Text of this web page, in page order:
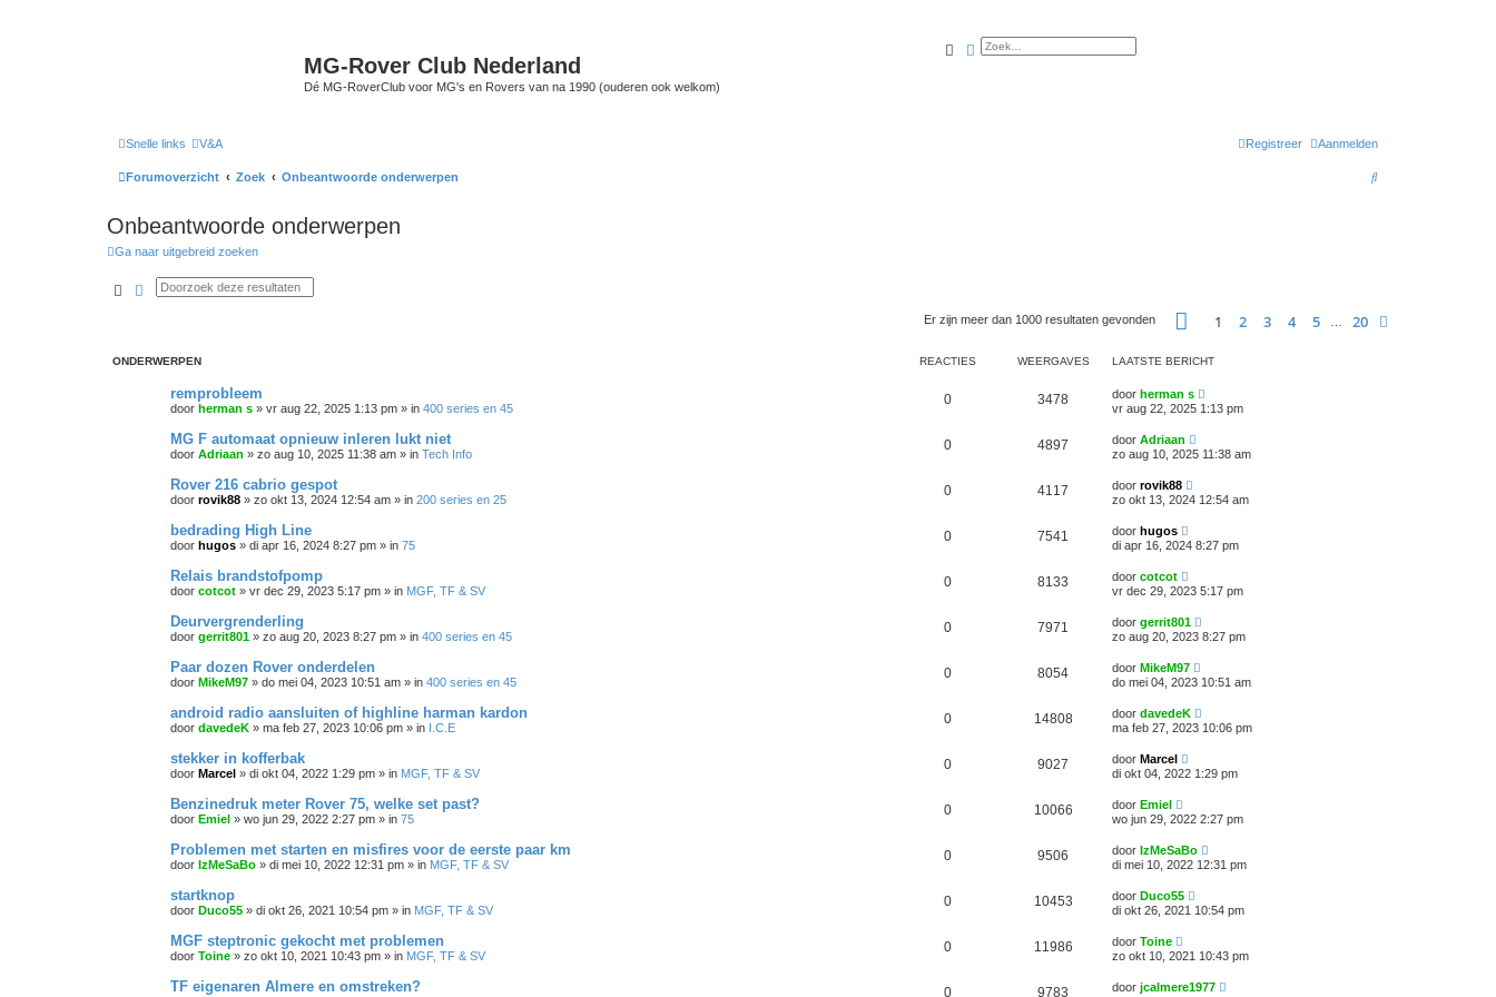
MG-Rover Club Nederland
Dé MG-RoverClub voor MG's en Rovers van na 1990 (ouderen ook welkom)
ZoekUitgebreid zoeken
Snelle links V&A Aanmelden
Registreer
Forumoverzicht Zoek Onbeantwoorde onderwerpen
Z
Onbeantwoorde onderwerpen
Ga naar uitgebreid zoeken
Zoek Uitgebreid zoeken
Er zijn meer dan 1000 resultaten gevonden Pagina1 van 20
1 2 3 4 5 20
ONDERWERPEN REACTIES WEERGAVES LAATSTE BERICHT
remprobleem
door herman s » vr aug 22, 2025 1:13 pm » in 400 series en 45
0 3478 door herman s
vr aug 22, 2025 1:13 pm
MG F automaat opnieuw inleren lukt niet
door Adriaan » zo aug 10, 2025 11:38 am » in Tech Info
0 4897 door Adriaan
zo aug 10, 2025 11:38 am
Rover 216 cabrio gespot
door rovik88 » zo okt 13, 2024 12:54 am » in 200 series en 25
0 4117 door rovik88
zo okt 13, 2024 12:54 am
bedrading High Line
door hugos » di apr 16, 2024 8:27 pm » in 75
0 7541 door hugos
di apr 16, 2024 8:27 pm
Relais brandstofpomp
door cotcot » vr dec 29, 2023 5:17 pm » in MGF, TF & SV
0 8133 door cotcot
vr dec 29, 2023 5:17 pm
Deurvergrenderling
door gerrit801 » zo aug 20, 2023 8:27 pm » in 400 series en 45
0 7971 door gerrit801
zo aug 20, 2023 8:27 pm
Paar dozen Rover onderdelen
door MikeM97 » do mei 04, 2023 10:51 am » in 400 series en 45
0 8054 door MikeM97
do mei 04, 2023 10:51 am
android radio aansluiten of highline harman kardon
door davedeK » ma feb 27, 2023 10:06 pm » in I.C.E
0 14808 door davedeK
ma feb 27, 2023 10:06 pm
stekker in kofferbak
door Marcel » di okt 04, 2022 1:29 pm » in MGF, TF & SV
0 9027 door Marcel
di okt 04, 2022 1:29 pm
Benzinedruk meter Rover 75, welke set past?
door Emiel » wo jun 29, 2022 2:27 pm » in 75
0 10066 door Emiel
wo jun 29, 2022 2:27 pm
Problemen met starten en misfires voor de eerste paar km
door IzMeSaBo » di mei 10, 2022 12:31 pm » in MGF, TF & SV
0 9506 door IzMeSaBo
di mei 10, 2022 12:31 pm
startknop
door Duco55 » di okt 26, 2021 10:54 pm » in MGF, TF & SV
0 10453 door Duco55
di okt 26, 2021 10:54 pm
MGF steptronic gekocht met problemen
door Toine » zo okt 10, 2021 10:43 pm » in MGF, TF & SV
0 11986 door Toine
zo okt 10, 2021 10:43 pm
TF eigenaren Almere en omstreken? 0 9783 door jcalmere1977